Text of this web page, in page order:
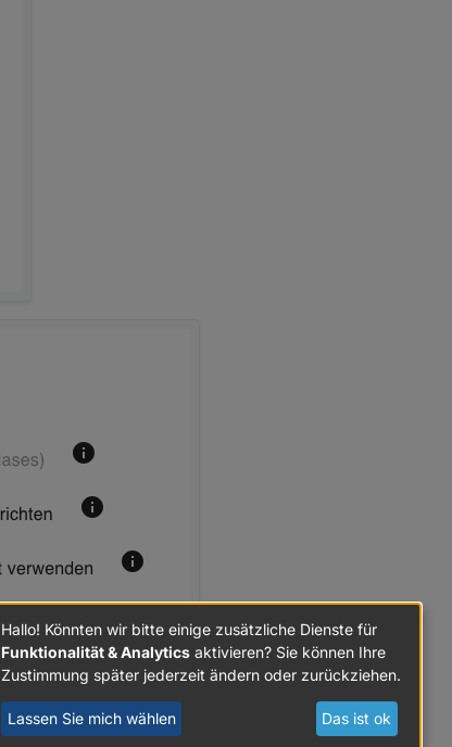
Hallo! Könnten wir bitte einige zusätzliche Dienste für
Funktionalität & Analytics aktivieren? Sie können Ihre
Zustimmung später jederzeit ändern oder zurückziehen.
Lassen Sie mich wählen Das ist ok